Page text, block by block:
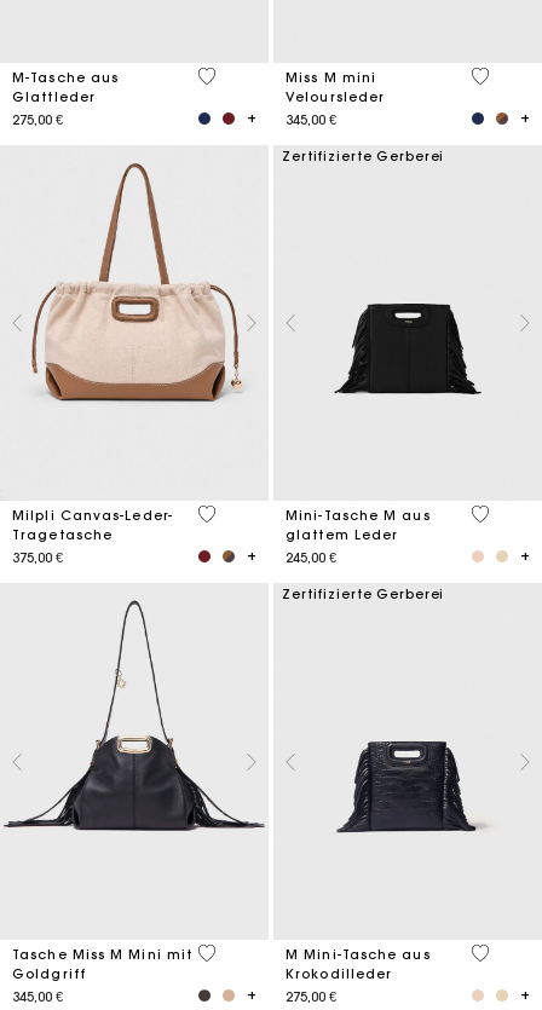
M-Tasche aus
Glattleder
275,00 €
3,6 out of 5 Customer Rating
Miss M mini
Veloursleder
345,00 €
3,6 out
Milpli Canvas-Leder-
Tragetasche
375,00 €
3,1 out of 5 Customer Rating
Zertifizierte Gerberei
Mini-Tasche M aus
glattem Leder
245,00 €
4,1 out
Tasche Miss M Mini mit
Goldgriff
345,00 €
3,6 out of 5 Customer Rating
Zertifizierte Gerberei
M Mini-Tasche aus
Krokodilleder
275,00 €
5 out of